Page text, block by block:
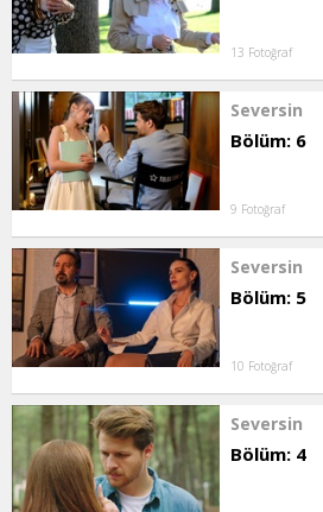
13 Fotoğraf
Seversin
Bölüm: 6
9 Fotoğraf
Seversin
Bölüm: 5
10 Fotoğraf
Seversin
Bölüm: 4